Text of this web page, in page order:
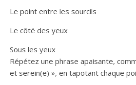
Le point entre les sourcils
Le côté des yeux
Sous les yeux
Répétez une phrase apaisante,
et serein(e) », en tapotant chaque